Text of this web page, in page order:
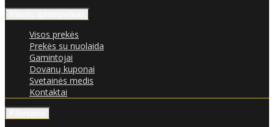
Visos prekės
Prekės su nuolaida
Gamintojai
Dovanų kuponai
Svetainės medis
Kontaktai